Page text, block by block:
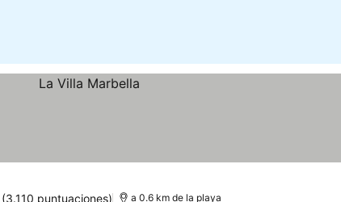
(3.110 puntuaciones) a 0.6 km de la playa